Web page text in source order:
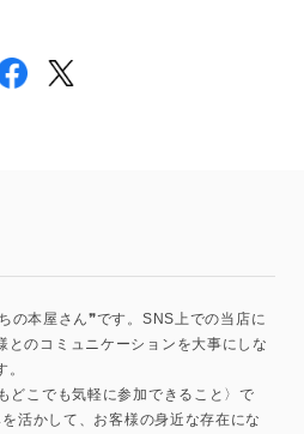
の本屋さん❞です。SNS上での当店に
とのコミュニケーションを大事にしな
どこでも気軽に参加できること〉で
活かして、お客様の身近な存在にな